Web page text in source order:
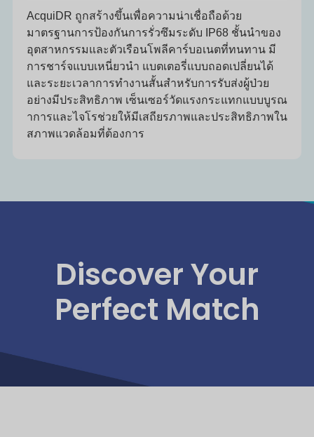
AcquiDR ถูกสร้างขึ้นเพื่อความน่าเชื่อถือด้วย
มาตรฐานการป้องกันการรั่วซึมระดับ IP68 ชั้นนำของ
อุตสาหกรรมและตัวเรือนโพลีคาร์บอเนตที่ทนทาน มี
การชาร์จแบบเหนี่ยวนำ แบตเตอรี่แบบถอดเปลี่ยนได้
และระยะเวลาการทำงานสั้นสำหรับการรับส่งผู้ป่วย
อย่างมีประสิทธิภาพ เซ็นเซอร์วัดแรงกระแทกแบบบูรณ
าการและไจโรช่วยให้มีเสถียรภาพและประสิทธิภาพใน
สภาพแวดล้อมที่ต้องการ
Discover Your
Perfect Match